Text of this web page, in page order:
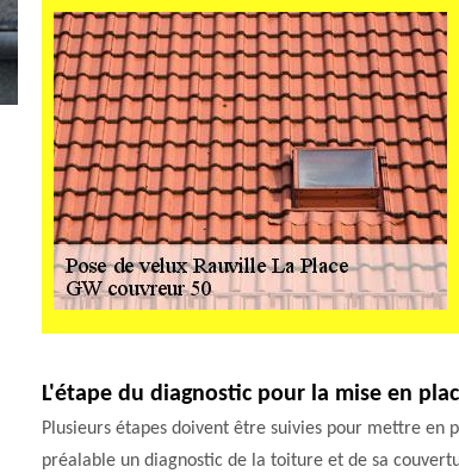
L'étape du diagnostic pour la mise en
Plusieurs étapes doivent être suivies pour mettre
préalable un diagnostic de la toiture et de sa